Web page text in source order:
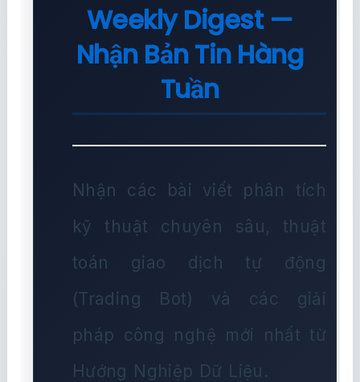
Weekly Digest —
Nhận Bản Tin Hàng
Tuần
Nhận các bài viết phân tích
kỹ thuật chuyên sâu, thuật
toán giao dịch tự động
(Trading Bot) và các giải
pháp công nghệ mới nhất từ
Hướng Nghiệp Dữ Liệu.